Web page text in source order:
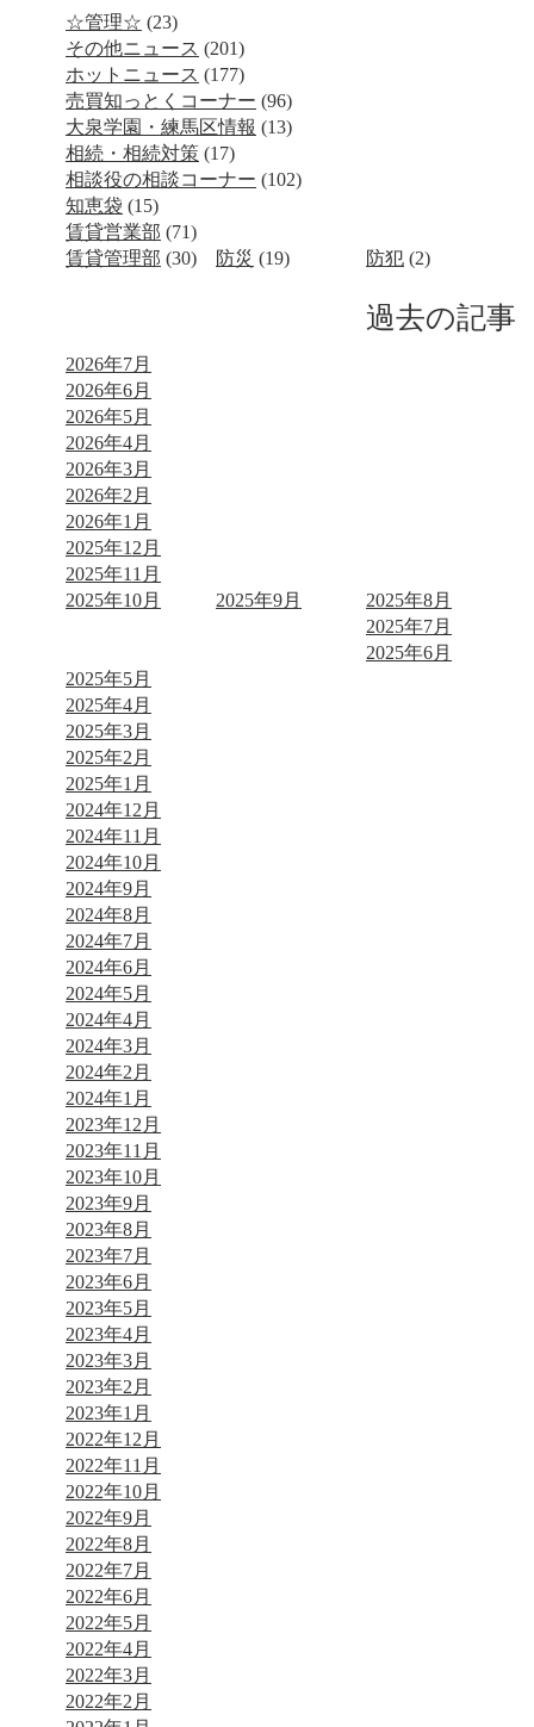
☆管理☆ (23)
その他ニュース (201)
ホットニュース (177)
売買知っとくコーナー (96)
大泉学園・練馬区情報 (13)
相続・相続対策 (17)
相談役の相談コーナー (102)
知恵袋 (15)
賃貸営業部 (71)
賃貸管理部 (30) 防災 (19) 防犯 (2)
過去の記事
2026年7月
2026年6月
2026年5月
2026年4月
2026年3月
2026年2月
2026年1月
2025年12月
2025年11月
2025年10月
2025年9月
2025年8月
2025年7月
2025年6月
2025年5月
2025年4月
2025年3月
2025年2月
2025年1月
2024年12月
2024年11月
2024年10月
2024年9月
2024年8月
2024年7月
2024年6月
2024年5月
2024年4月
2024年3月
2024年2月
2024年1月
2023年12月
2023年11月
2023年10月
2023年9月
2023年8月
2023年7月
2023年6月
2023年5月
2023年4月
2023年3月
2023年2月
2023年1月
2022年12月
2022年11月
2022年10月
2022年9月
2022年8月
2022年7月
2022年6月
2022年5月
2022年4月
2022年3月
2022年2月